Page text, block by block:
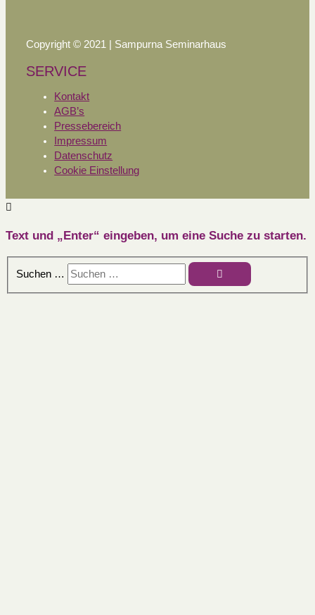
Copyright © 2021 | Sampurna Seminarhaus
SERVICE
Kontakt
AGB’s
Pressebereich
Impressum
Datenschutz
Cookie Einstellung
Text und „Enter“ eingeben, um eine Suche zu starten.
Suchen …